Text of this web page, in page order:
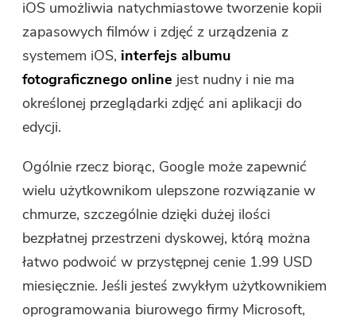
iOS umożliwia natychmiastowe tworzenie kopii
zapasowych filmów i zdjęć z urządzenia z
systemem iOS, interfejs albumu
fotograficznego online jest nudny i nie ma
określonej przeglądarki zdjęć ani aplikacji do
edycji.
Ogólnie rzecz biorąc, Google może zapewnić
wielu użytkownikom ulepszone rozwiązanie w
chmurze, szczególnie dzięki dużej ilości
bezpłatnej przestrzeni dyskowej, którą można
łatwo podwoić w przystępnej cenie 1.99 USD
miesięcznie. Jeśli jesteś zwykłym użytkownikiem
oprogramowania biurowego firmy Microsoft,